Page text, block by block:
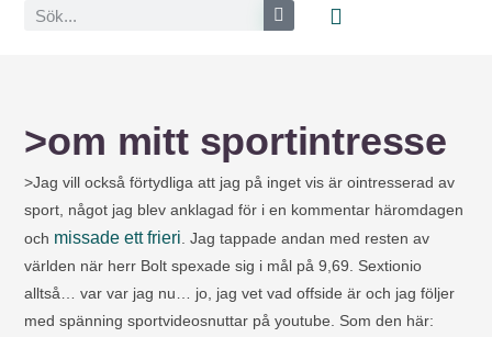
>om mitt sportintresse
>Jag vill också förtydliga att jag på inget vis är ointresserad av
sport, något jag blev anklagad för i en kommentar häromdagen
och missade ett frieri . Jag tappade andan med resten av
världen när herr Bolt spexade sig i mål på 9,69. Sextionio
alltså… var var jag nu… jo, jag vet vad offside är och jag följer
med spänning sportvideosnuttar på youtube. Som den här: